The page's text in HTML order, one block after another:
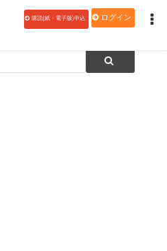
購読(紙・電子版)申込 ログイン
観光振興による地域振興へ 「今、行け